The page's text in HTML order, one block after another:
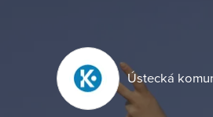
Ústecká